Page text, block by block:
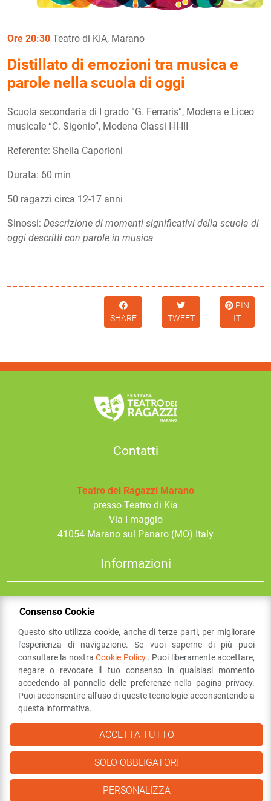
Ore 20:30 Teatro di KIA, Marano
Distillato di emozioni tra musica e
parole nella scuola di oggi
Scuola secondaria di I grado “G. Ferraris”, Modena e Liceo
musicale “C. Sigonio”, Modena Classi I-II-III
Referente: Sheila Caporioni
Durata: 60 min
50 ragazzi circa 12-17 anni
Sinossi: Descrizione di momenti significativi della scuola di
oggi descritti con parole in musica
SHARE TWEET
PIN
IT
Contatti
Teatro dei Ragazzi Marano
presso Teatro di Kia
Via I maggio
41054 Marano sul Panaro (MO) Italy
Informazioni
Social
Sezione
Link
Utili
Marano
Festival
Consenso Cookie
Questo sito utilizza cookie, anche di terze parti, per migliorare
l'esperienza di navigazione. Se vuoi saperne di più puoi
consultare la nostraCookie Policy . Puoi liberamente accettare,
negare o revocare il tuo consenso in qualsiasi momento
accedendo al pannello delle preferenze nella pagina privacy.
Puoi acconsentire all'uso di queste tecnologie acconsentendo a
questa informativa.
ACCETTA TUTTO
SOLO OBBLIGATORI
PERSONALIZZA